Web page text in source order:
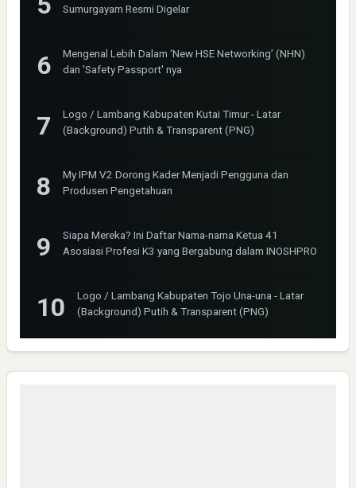
Sumurgayam Resmi Digelar
Mengenal Lebih Dalam ‘New HSE Networking’ (NHN)
dan 'Safety Passport' nya
Logo / Lambang Kabupaten Kutai Timur - Latar
(Background) Putih & Transparent (PNG)
My IPM V2 Dorong Kader Menjadi Pengguna dan
Produsen Pengetahuan
Siapa Mereka? Ini Daftar Nama-nama Ketua 41
Asosiasi Profesi K3 yang Bergabung dalam INOSHPRO
Logo / Lambang Kabupaten Tojo Una-una - Latar
(Background) Putih & Transparent (PNG)